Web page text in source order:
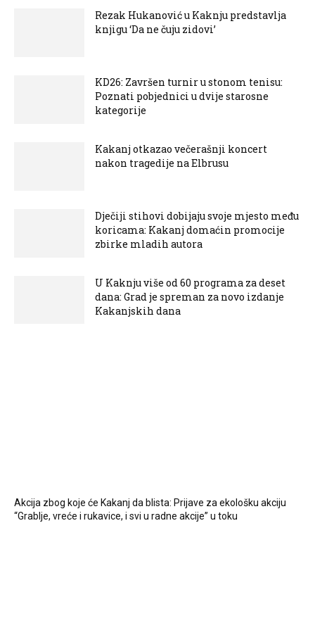
Rezak Hukanović u Kaknju predstavlja
knjigu ‘Da ne čuju zidovi’
KD26: Završen turnir u stonom tenisu:
Poznati pobjednici u dvije starosne
kategorije
Kakanj otkazao večerašnji koncert
nakon tragedije na Elbrusu
Dječiji stihovi dobijaju svoje mjesto među
koricama: Kakanj domaćin promocije
zbirke mladih autora
U Kaknju više od 60 programa za deset
dana: Grad je spreman za novo izdanje
Kakanjskih dana
Akcija zbog koje će Kakanj da blista: Prijave za ekološku akciju
“Grablje, vreće i rukavice, i svi u radne akcije” u toku